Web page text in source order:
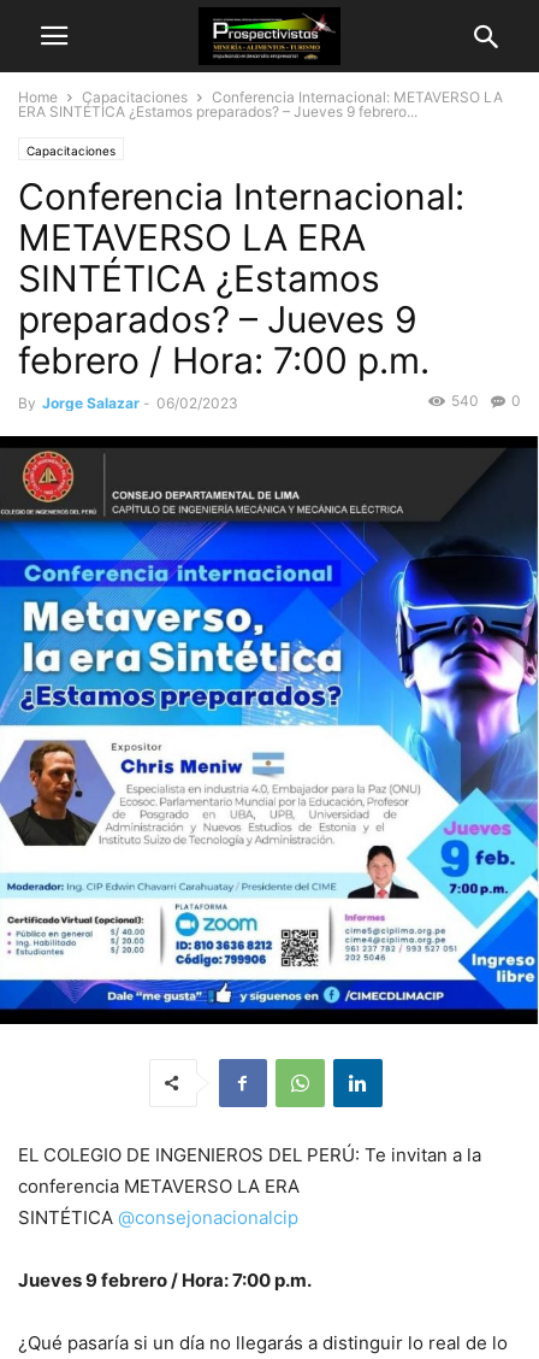
Home Capacitaciones
Conferencia Internacional: METAVERSO LA
ERA SINTÉTICA ¿Estamos preparados? – Jueves 9 febrero...
Capacitaciones
Conferencia Internacional:
METAVERSO LA ERA
SINTÉTICA ¿Estamos
preparados? – Jueves 9
febrero / Hora: 7:00 p.m.
By Jorge Salazar - 06/02/2023 0
540
EL COLEGIO DE INGENIEROS DEL PERÚ: Te invitan a la
conferencia METAVERSO LA ERA
SINTÉTICA @consejonacionalcip
Jueves 9 febrero / Hora: 7:00 p.m.
¿Qué pasaría si un día no llegarás a distinguir lo real de lo